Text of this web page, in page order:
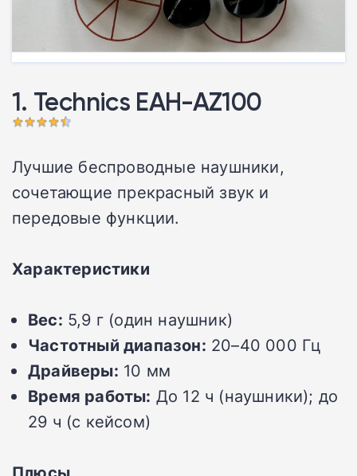
1. Technics EAH-AZ100
Лучшие беспроводные наушники,
сочетающие прекрасный звук и
передовые функции.
Характеристики
Вес: 5,9 г (один наушник)
Частотный диапазон: 20–40 000 Гц
Драйверы: 10 мм
Время работы: До 12 ч (наушники); до
29 ч (с кейсом)